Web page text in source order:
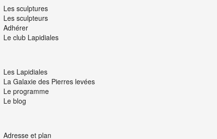
Les sculptures
Les sculpteurs
Adhérer
Le club Lapidiales
Les Lapidiales
La Galaxie des Pierres levées
Le programme
Le blog
Adresse et plan